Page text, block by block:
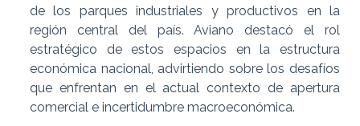
de los parques industriales y productivos en la
región central del país. Aviano destacó el rol
estratégico de estos espacios en la estructura
económica nacional, advirtiendo sobre los desafíos
que enfrentan en el actual contexto de apertura
comercial e incertidumbre macroeconómica.